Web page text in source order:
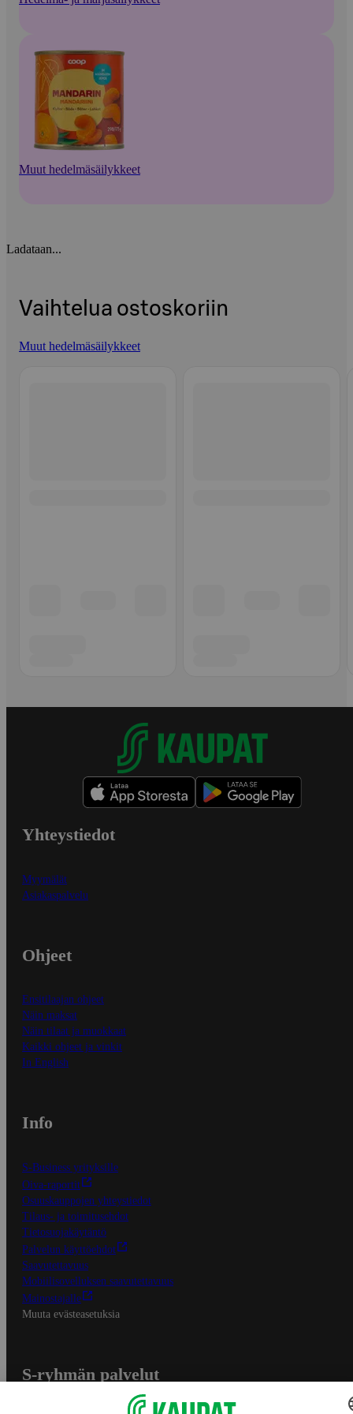
Muut hedelmäsäilykkeet
Ladataan...
Vaihtelua ostoskoriin
Muut hedelmäsäilykkeet
Yhteystiedot
Myymälät
Asiakaspalvelu
Ohjeet
Ensitilaajan ohjeet
Näin maksat
Näin tilaat ja muokkaat
Kaikki ohjeet ja vinkit
In English
Info
S-Business yrityksille
Oiva-raportit
Osuuskauppojen yhteystiedot
Tilaus- ja toimitusehdot
Tietosuojakäytäntö
Palvelun käyttöehdot
Saavutettavuus
Mobiilisovelluksen saavutettavuus
Mainostajalle
Muuta evästeasetuksia
S-ryhmän palvelut